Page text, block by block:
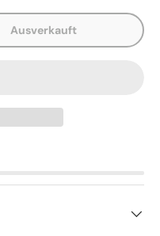
Ausverkauft